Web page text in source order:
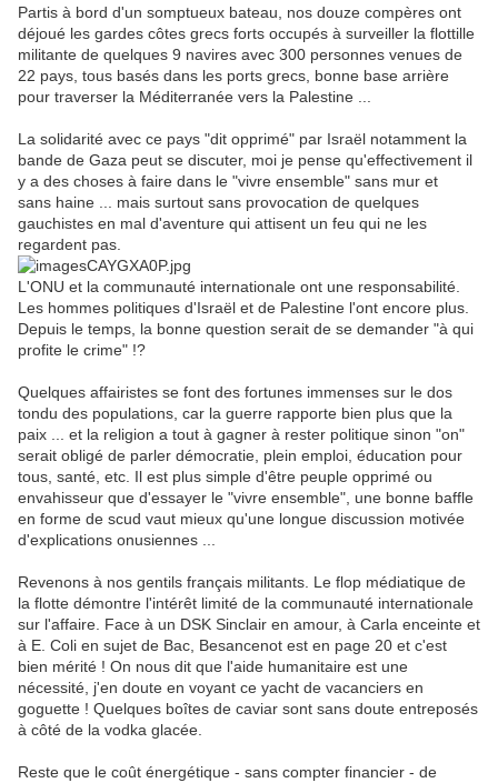
Partis à bord d'un somptueux bateau, nos douze compères ont
déjoué les gardes côtes grecs forts occupés à surveiller la flottille
militante de quelques 9 navires avec 300 personnes venues de
22 pays, tous basés dans les ports grecs, bonne base arrière
pour traverser la Méditerranée vers la Palestine ...
La solidarité avec ce pays "dit opprimé" par Israël notamment la
bande de Gaza peut se discuter, moi je pense qu'effectivement il
y a des choses à faire dans le "vivre ensemble" sans mur et
sans haine ... mais surtout sans provocation de quelques
gauchistes en mal d'aventure qui attisent un feu qui ne les
regardent pas.
L'ONU et la communauté internationale ont une responsabilité.
Les hommes politiques d'Israël et de Palestine l'ont encore plus.
Depuis le temps, la bonne question serait de se demander "à qui
profite le crime" !?
Quelques affairistes se font des fortunes immenses sur le dos
tondu des populations, car la guerre rapporte bien plus que la
paix ... et la religion a tout à gagner à rester politique sinon "on"
serait obligé de parler démocratie, plein emploi, éducation pour
tous, santé, etc. Il est plus simple d'être peuple opprimé ou
envahisseur que d'essayer le "vivre ensemble", une bonne baffle
en forme de scud vaut mieux qu'une longue discussion motivée
d'explications onusiennes ...
Revenons à nos gentils français militants. Le flop médiatique de
la flotte démontre l'intérêt limité de la communauté internationale
sur l'affaire. Face à un DSK Sinclair en amour, à Carla enceinte et
à E. Coli en sujet de Bac, Besancenot est en page 20 et c'est
bien mérité ! On nous dit que l'aide humanitaire est une
nécessité, j'en doute en voyant ce yacht de vacanciers en
goguette ! Quelques boîtes de caviar sont sans doute entreposés
à côté de la vodka glacée.
Reste que le coût énergétique - sans compter financier - de